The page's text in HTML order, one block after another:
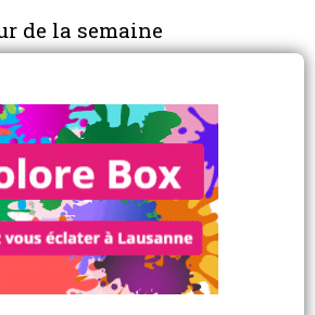
de la semaine